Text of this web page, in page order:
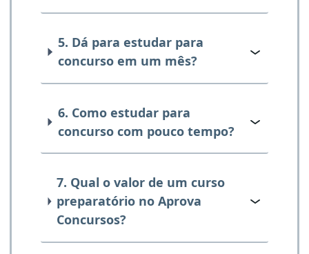
5. Dá para estudar para
concurso em um mês?
6. Como estudar para
concurso com pouco tempo?
7. Qual o valor de um curso
preparatório no Aprova
Concursos?